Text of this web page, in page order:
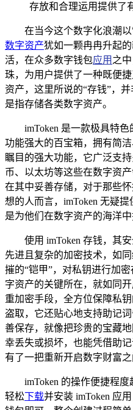
存放和合理运用提供了
在当今这个数字化浪潮
数字资产犹如一颗冉冉升起
活，在众多数字钱包应用 之中
珠，为用户提供了一种既便
资产，这里所说的“存钱”，
是指存储各类数字资产。
imToken 是一款极具特
功能强大的百宝箱，拥有简
瞩目的强大功能，它广泛支
币、以太坊等这些在数字资
在其中妥善存储，对于那些
想的人而言，imToken 无疑
是为他们在数字资产的海洋
使用 imToken 存钱，其
先进且复杂的加密技术，如
摧的“铠甲”，对私钥进行加
字资产的关键所在，就如同
重加密手段，全方位保障私
盗取，它还贴心地支持助记
善保存，就像把珍贵的宝藏
幸丢失或损坏，也能凭借助
有了一把重新开启数字财富之
imToken 的操作便捷程
轻松下载并安装 imToken 应